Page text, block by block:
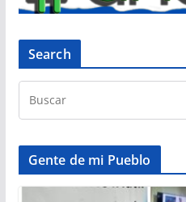
Search
Gente de mi Pueblo